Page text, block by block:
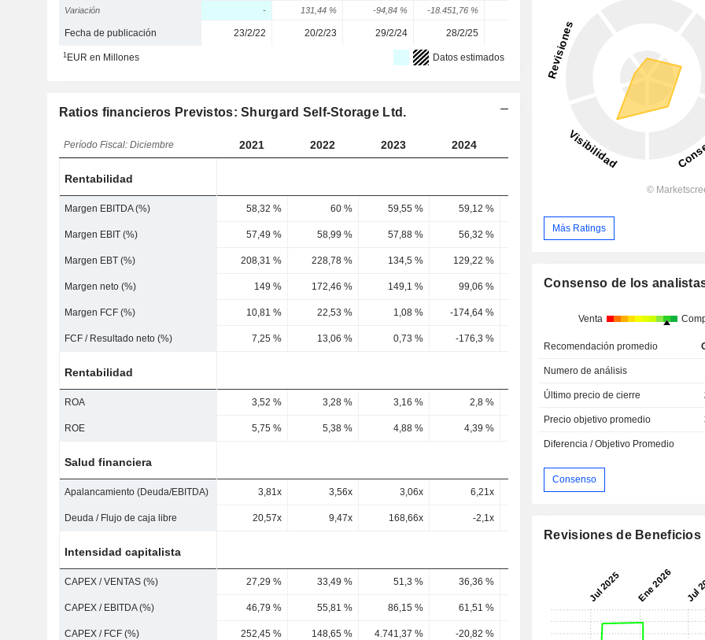
Variación - 131,44 % -94,84 % -18.451,76 %
Fecha de publicación 23/2/22 20/2/23 29/2/24 28/2/25
1EUR en Millones Datos estimados
Ratios financieros Previstos: Shurgard Self-Storage Ltd.
Período Fiscal: Diciembre 2021 2022 2023 2024 2026
Rentabilidad
Margen EBITDA (%) 58,32 % 60 % 59,55 % 59,12 %
Margen EBIT (%) 57,49 % 58,99 % 57,88 % 56,32 % 57,27 % 54,67 %
Margen EBT (%) 208,31 % 228,78 % 134,5 % 129,22 %
Margen neto (%) 149 % 172,46 % 149,1 % 99,06 % 132,58 % 55,12 % 72,92
Margen FCF (%) 10,81 % 22,53 % 1,08 % -174,64 % 10,61 %
FCF / Resultado neto (%) 7,25 % 13,06 % 0,73 % -176,3 %
Rentabilidad
ROA 3,52 % 3,28 % 3,16 % 2,8 %
ROE 5,75 % 5,38 % 4,88 % 4,39 %
Salud financiera
Apalancamiento (Deuda/EBITDA) 3,81x 3,56x 3,06x 6,21x 6,23x
Deuda / Flujo de caja libre 20,57x 9,47x 168,66x -2,1x
Intensidad capitalista
CAPEX / VENTAS (%) 27,29 % 33,49 % 51,3 % 36,36 % 55,23 % 41,7
CAPEX / EBITDA (%) 46,79 % 55,81 % 86,15 % 61,51 % 95,42 % 94,12 % 70,98 %
CAPEX / FCF (%) 252,45 % 148,65 % 4.741,37 % -20,82 % -671,93 % 669,97 % 392,92 %
Más Ratings
Consenso de los
Venta
Recomendación promedio
Numero de análisis
Último precio de cierre
Precio objetivo promedio
Diferencia / Objetivo Promedio
Consenso
Revisiones de Beneficios